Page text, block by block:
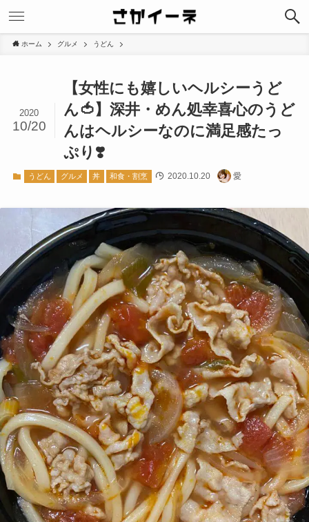
ホーム グルメ うどん
【女性にも嬉しいヘルシーうど
ん🍅】深井・めん処幸喜心のうど
んはヘルシーなのに満足感たっ
ぷり❣️
2020
10/20
うどん グルメ 丼 和食・割烹 2020.10.20 愛